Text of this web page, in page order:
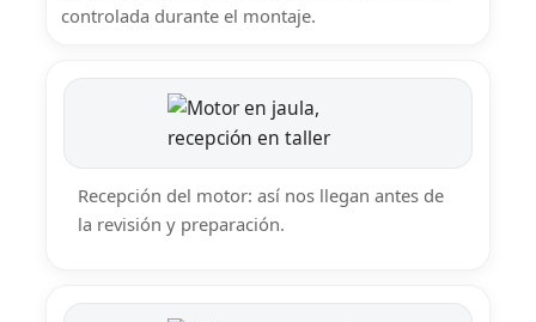
controlada durante el montaje.
Recepción del motor: así nos llegan antes de
la revisión y preparación.